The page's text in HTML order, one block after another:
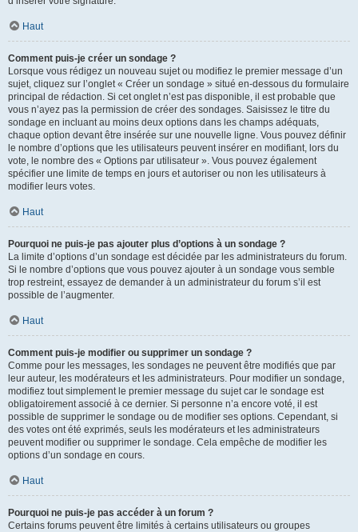
Haut
Comment puis-je créer un sondage ?
Lorsque vous rédigez un nouveau sujet ou modifiez le premier message d’un
sujet, cliquez sur l’onglet « Créer un sondage » situé en-dessous du formulaire
principal de rédaction. Si cet onglet n’est pas disponible, il est probable que
vous n’ayez pas la permission de créer des sondages. Saisissez le titre du
sondage en incluant au moins deux options dans les champs adéquats,
chaque option devant être insérée sur une nouvelle ligne. Vous pouvez définir
le nombre d’options que les utilisateurs peuvent insérer en modifiant, lors du
vote, le nombre des « Options par utilisateur ». Vous pouvez également
spécifier une limite de temps en jours et autoriser ou non les utilisateurs à
modifier leurs votes.
Haut
Pourquoi ne puis-je pas ajouter plus d’options à un sondage ?
La limite d’options d’un sondage est décidée par les administrateurs du forum.
Si le nombre d’options que vous pouvez ajouter à un sondage vous semble
trop restreint, essayez de demander à un administrateur du forum s’il est
possible de l’augmenter.
Haut
Comment puis-je modifier ou supprimer un sondage ?
Comme pour les messages, les sondages ne peuvent être modifiés que par
leur auteur, les modérateurs et les administrateurs. Pour modifier un sondage,
modifiez tout simplement le premier message du sujet car le sondage est
obligatoirement associé à ce dernier. Si personne n’a encore voté, il est
possible de supprimer le sondage ou de modifier ses options. Cependant, si
des votes ont été exprimés, seuls les modérateurs et les administrateurs
peuvent modifier ou supprimer le sondage. Cela empêche de modifier les
options d’un sondage en cours.
Haut
Pourquoi ne puis-je pas accéder à un forum ?
Certains forums peuvent être limités à certains utilisateurs ou groupes